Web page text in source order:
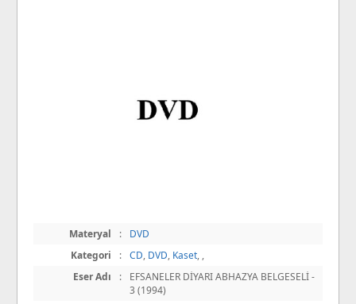
Materyal :
DVD
Kategori
: CD, DVD, Kaset, ,
Eser Adı
:
EFSANELER DİYARI ABHAZYA BELGESELİ -
3 (1994)